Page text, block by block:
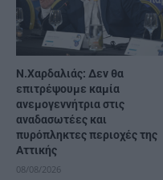
Ν.Χαρδαλιάς: Δεν θα
επιτρέψουμε καμία
ανεμογεννήτρια στις
αναδασωτέες και
πυρόπληκτες περιοχές της
Αττικής
08/08/2026